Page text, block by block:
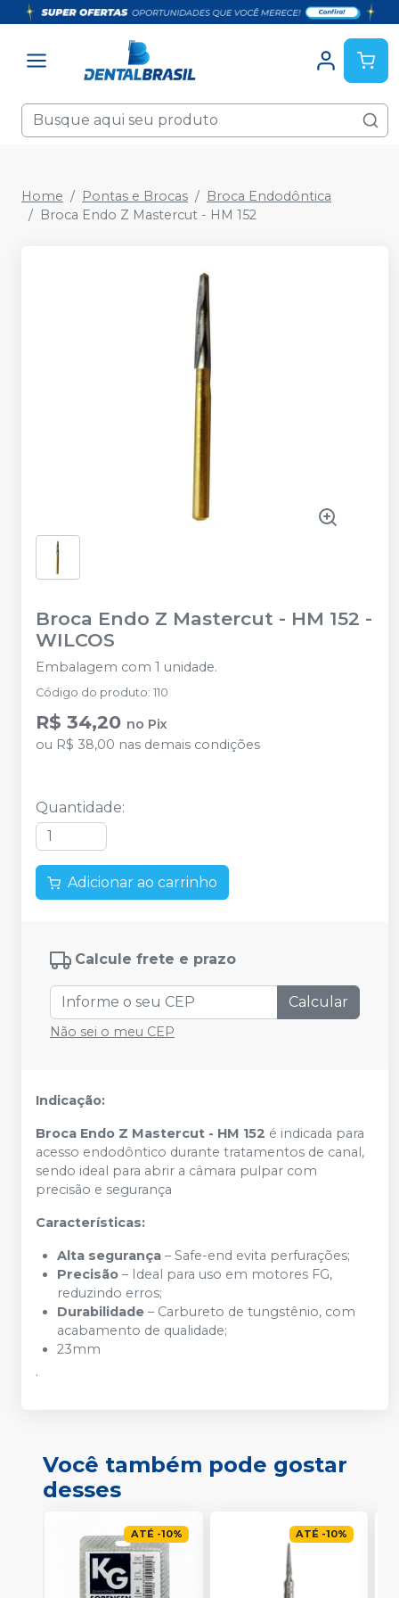
Home Pontas e Brocas
Broca Endodôntica
Broca Endo Z Mastercut - HM 152
Broca Endo Z Mastercut - HM 152 -
WILCOS
Embalagem com 1 unidade.
Código do produto: 110
R$ 34,20 no Pix
ou R$ 38,00 nas demais condições
Quantidade:
Adicionar ao carrinho
Calcule frete e prazo
Calcular
Não sei o meu CEP
Indicação:
Broca Endo Z Mastercut - HM 152 é indicada para
acesso endodôntico durante tratamentos de canal,
sendo ideal para abrir a câmara pulpar com
precisão e segurança
Características:
Alta segurança – Safe-end evita perfurações;
Precisão – Ideal para uso em motores FG,
reduzindo erros;
Durabilidade – Carbureto de tungstênio, com
acabamento de qualidade;
23mm
.
Você também pode gostar
desses
ATÉ -10% ATÉ -10%